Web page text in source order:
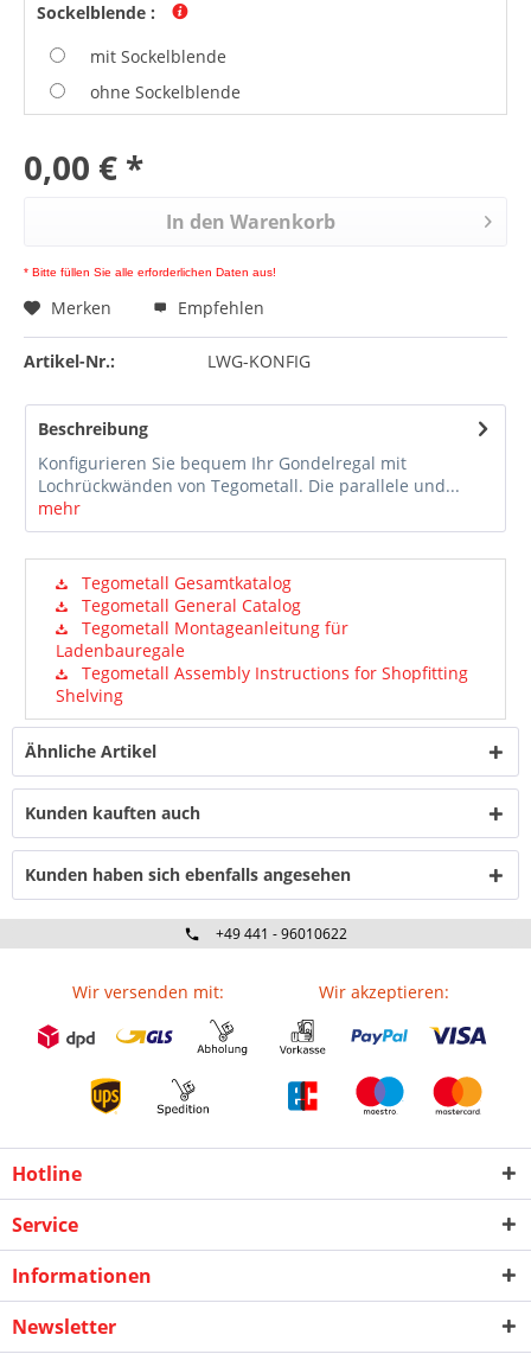
Sockelblende :
mit Sockelblende
ohne Sockelblende
0,00 € *
In den Warenkorb
* Bitte füllen Sie alle erforderlichen Daten aus!
Merken Empfehlen
Artikel-Nr.: LWG-KONFIG
Beschreibung
Konfigurieren Sie bequem Ihr Gondelregal mit
Lochrückwänden von Tegometall. Die parallele und...
mehr
Tegometall Gesamtkatalog
Tegometall General Catalog
Tegometall Montageanleitung für
Ladenbauregale
Tegometall Assembly Instructions for Shopfitting
Shelving
Ähnliche Artikel
Kunden kauften auch
Kunden haben sich ebenfalls angesehen
+49 441 - 96010622
Wir versenden mit: Wir akzeptieren:
Hotline
Service
Informationen
Newsletter